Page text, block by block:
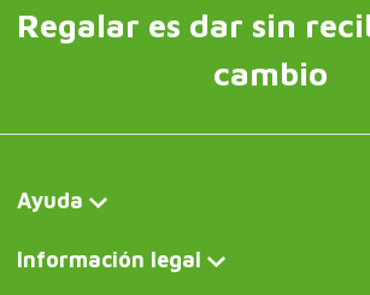
Regalar es dar sin
cambio
Ayuda
Información legal